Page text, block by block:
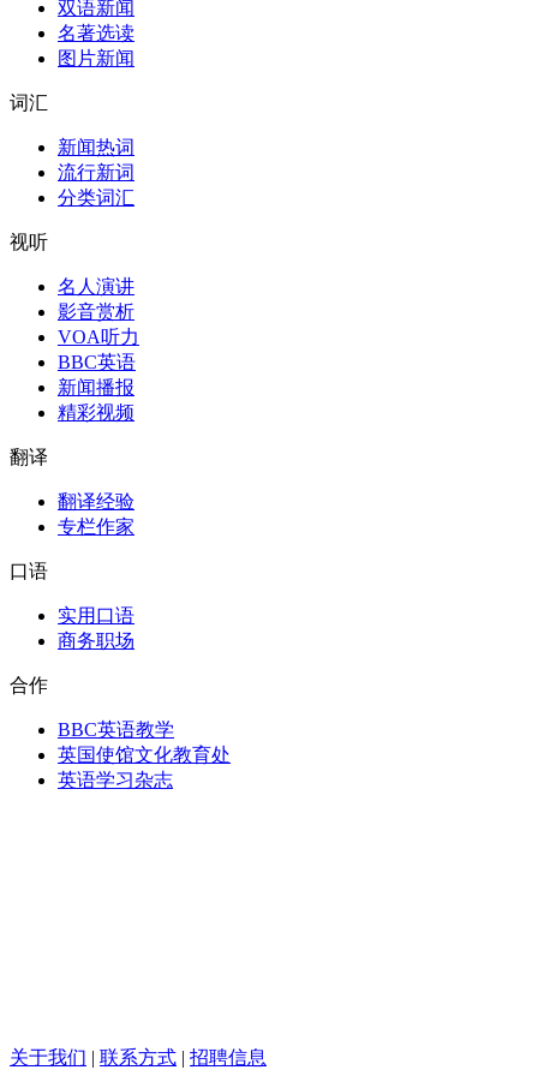
双语新闻
名著选读
图片新闻
词汇
新闻热词
流行新词
分类词汇
视听
名人演讲
影音赏析
VOA听力
BBC英语
新闻播报
精彩视频
翻译
翻译经验
专栏作家
口语
实用口语
商务职场
合作
BBC英语教学
英国使馆文化教育处
英语学习杂志
关于我们 | 联系方式 | 招聘信息